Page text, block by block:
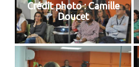
Crédit photo : Camille
Doucet